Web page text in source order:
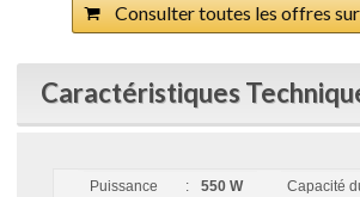
Consulter toutes les offres
Caractéristiques
Puissance
: 550 W
Capacité